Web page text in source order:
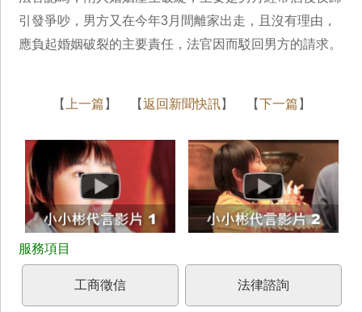
引發爭吵，男方又在今年3月間離家出走，且沒有理由，
應負起婚姻破裂的主要責任，法官因而駁回男方的請求。
【 上一篇 】 【返回新聞快訊】 【下一篇 】
工商徵信 法律諮詢